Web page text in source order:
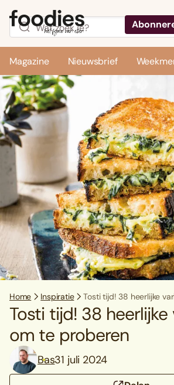
Magazine Nieuwsbrief
Home Inspiratie Tosti tijd! 38 heerlijke
Tosti tijd! 38 heerlijke
om te proberen
Bas31 juli 2024